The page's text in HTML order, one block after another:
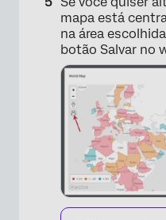
mapa está
na área
botão Salvar no